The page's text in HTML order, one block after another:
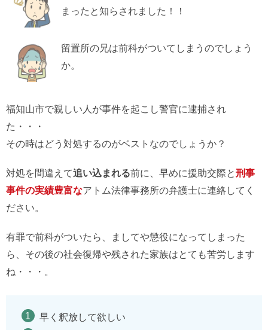
まったと知らされました！！
留置所の兄は前科がついてしまうのでしょう
か。
福知山市で親しい人が事件を起こし警官に逮捕され
た・・・
その時はどう対処するのがベストなのでしょうか？
対処を間違えて追い込まれる前に、早めに援助交際と刑事
事件の実績豊富なアトム法律事務所の弁護士に連絡してく
ださい。
有罪で前科がついたら、ましてや懲役になってしまった
ら、その後の社会復帰や残された家族はとても苦労します
ね・・・。
早く釈放して欲しい